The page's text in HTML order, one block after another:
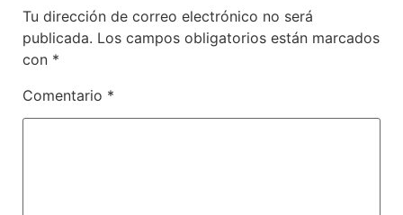
Tu dirección de correo electrónico no será
publicada. Los campos obligatorios están marcados
con *
Comentario *